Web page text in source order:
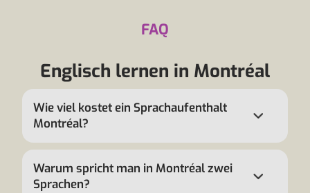
FAQ
Englisch lernen in Montréal
Wie viel kostet ein Sprachaufenthalt
Montréal?
Warum spricht man in Montréal zwei
Sprachen?